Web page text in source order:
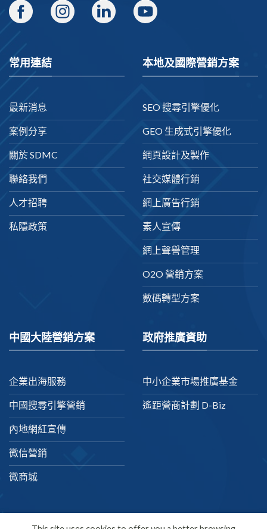
常用連結
最新消息
案例分享
關於 SDMC
聯絡我們
人才招聘
私隱政策
本地及國際營銷方案
SEO 搜尋引擎優化
GEO 生成式引擎優化
網頁設計及製作
社交媒體行銷
網上廣告行銷
素人宣傳
網上聲譽管理
O2O 營銷方案
數碼轉型方案
中國大陸營銷方案
企業出海服務
中國搜尋引擎營銷
內地網紅宣傳
微信營銷
微商城
政府推廣資助
中小企業市場推廣基金
遙距營商計劃 D-Biz